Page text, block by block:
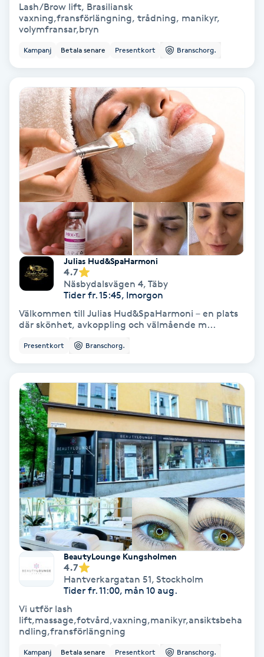
Healing
Herrklippning
Hollywood Peel
Hot Stone Massage
Hot yoga
Hudföryngring
Huduppstramning
Hudvård
Hyaluronsyra
Hyperhidros
Hårborttagning
Hårbottenbehandling
Hårförlängning
Hårvård
Hälsa
Hälsprickor
Idrottsmassage
Lash/Brow lift, Brasiliansk
vaxning,fransförlängning, trådning, manikyr,
volymfransar,bryn
Kampanj Betala senare Presentkort Branschorg.
Julias Hud&SpaHarmoni
4.7
Näsbydalsvägen 4, Täby
Tider fr. 15:45, Imorgon
Välkommen till Julias Hud&SpaHarmoni – en plats
där skönhet, avkoppling och välmående m...
Presentkort Branschorg.
BeautyLounge Kungsholmen
4.7
Hantverkargatan 51, Stockholm
Tider fr. 11:00, mån 10 aug.
Vi utför lash
lift,massage,fotvård,vaxning,manikyr,ansiktsbeha
ndling,fransförlängning
Kampanj Betala senare Presentkort Branschorg.